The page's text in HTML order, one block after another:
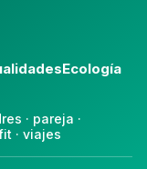
Ecología
· pareja ·
· viajes